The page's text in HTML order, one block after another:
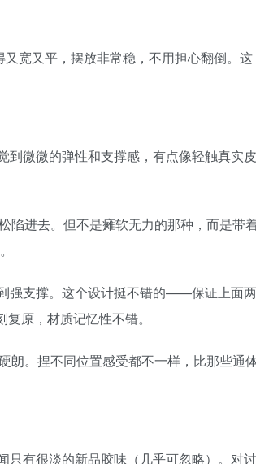
宽又平，摆放非常稳，不用担心翻倒。这
到微微的弹性和支撑感，有点像轻触真实皮
陷进去。但不是瘫软无力的那种，而是带
强支撑。这个设计挺不错的——保证上面两
原，材质记忆性不错。
朗。捏不同位置感受都不一样，比那些通
只有很淡的新品胶味（几乎可忽略）。对讨